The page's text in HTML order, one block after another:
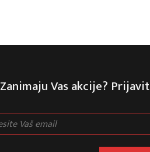
Zanimaju Vas akcije?